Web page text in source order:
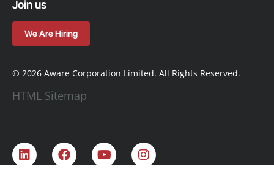
Join us
We Are Hiring
© 2026 Aware Corporation Limited. All Rights Reserved.
HTML Sitemap